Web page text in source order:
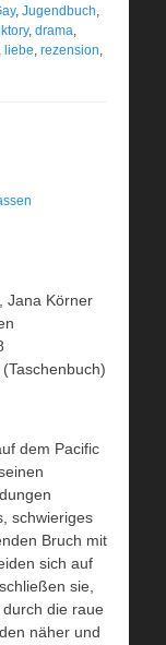
, Jugendbuch,
, drama,
, liebe, rezension,
Jana Körner
dem Pacific
schwieriges
Bruch mit
sich auf
sie,
die raue
näher und